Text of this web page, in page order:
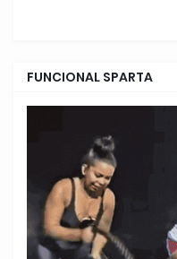
FUNCIONAL SPARTA